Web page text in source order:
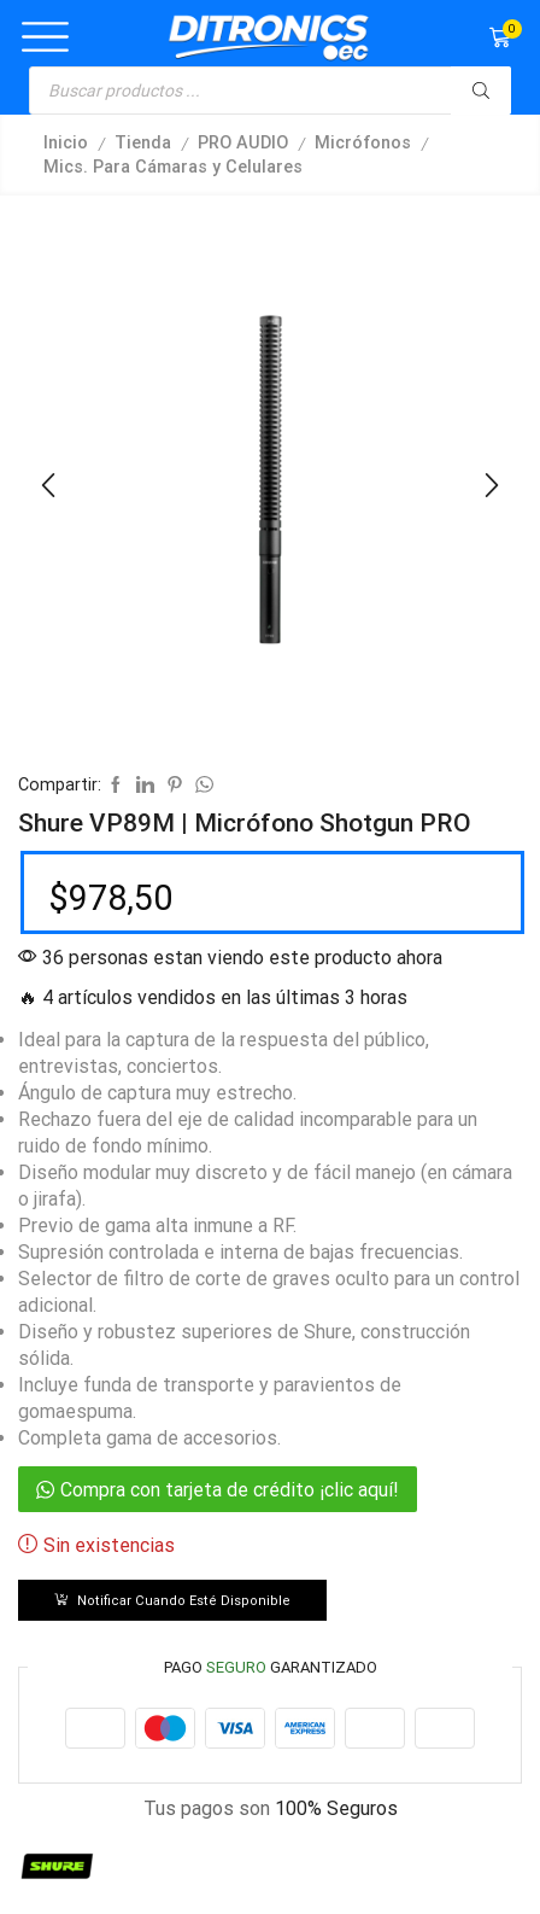
0
Inicio / Tienda / PRO AUDIO / Micrófonos /
Mics. Para Cámaras y Celulares
Compartir:
Shure VP89M | Micrófono Shotgun PRO
$978,50
36 personas estan viendo este producto ahora
🔥 4 artículos vendidos en las últimas 3 horas
Ideal para la captura de la respuesta del público,
entrevistas, conciertos.
Ángulo de captura muy estrecho.
Rechazo fuera del eje de calidad incomparable para un
ruido de fondo mínimo.
Diseño modular muy discreto y de fácil manejo (en cámara
o jirafa).
Previo de gama alta inmune a RF.
Supresión controlada e interna de bajas frecuencias.
Selector de filtro de corte de graves oculto para un control
adicional.
Diseño y robustez superiores de Shure, construcción
sólida.
Incluye funda de transporte y paravientos de
gomaespuma.
Completa gama de accesorios.
Compra con tarjeta de crédito ¡clic aquí!
Sin existencias
Notificar Cuando Esté Disponible
PAGO SEGURO GARANTIZADO
Tus pagos son 100% Seguros